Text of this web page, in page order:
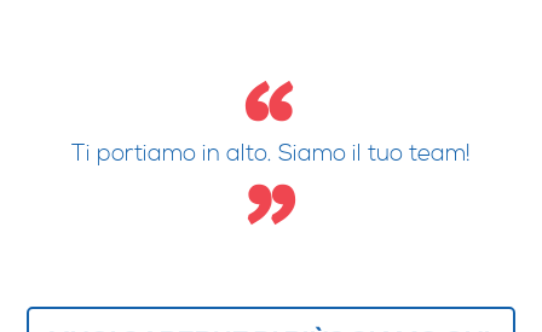
Ti portiamo in alto. Siamo il tuo team!